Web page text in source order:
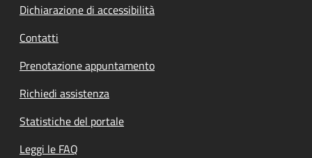
Dichiarazione di accessibilità
Contatti
Prenotazione appuntamento
Richiedi assistenza
Statistiche del portale
Leggi le FAQ